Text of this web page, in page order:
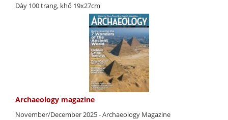
Dày 100 trang, khổ 19x27cm
Archaeology magazine
November/December 2025 - Archaeology Magazine